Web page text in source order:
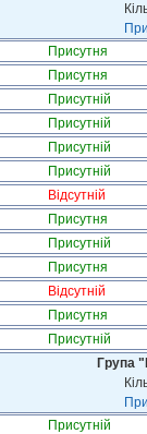
Присутня
Присутня
Присутній
Присутній
Присутній
Присутній
Відсутній
Присутня
Присутній
Присутня
Відсутній
Присутня
Присутній
Група
Присутній